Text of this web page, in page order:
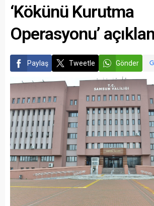
‘Kökünü Kurutma
Operasyonu’
Paylaş Tweetle Gönder